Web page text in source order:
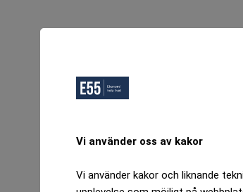
Vi använder oss av kakor
Vi använder kakor och liknande
Oops, Ett fel